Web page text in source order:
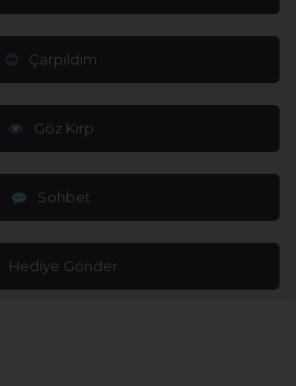
Çarpıldım
Göz Kırp
Sohbet
Hediye Gönder